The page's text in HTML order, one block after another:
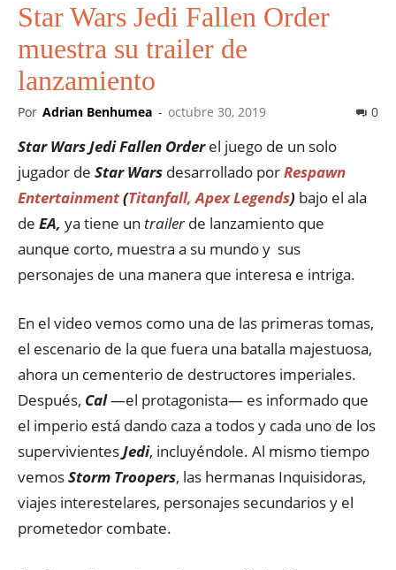
Star Wars Jedi Fallen Order
muestra su trailer de
lanzamiento
Por Adrian Benhumea - octubre 30, 2019 0
Star Wars Jedi Fallen Orderel juego de un solo
jugador de Star Wars desarrollado porRespawn
Entertainment(Titanfall, Apex Legends) bajo el ala
de EA, ya tiene un trailerde lanzamiento que
aunque corto, muestra a su mundo y sus
personajes de una manera que interesa e intriga.
En el video vemos como una de las primeras tomas,
el escenario de la que fuera una batalla majestuosa,
ahora un cementerio de destructores imperiales.
Después, Cal—el protagonista— es informado que
el imperio está dando caza a todos y cada uno de los
supervivientesJedi, incluyéndole. Al mismo tiempo
vemosStorm Troopers, las hermanas Inquisidoras,
viajes interestelares, personajes secundarios y el
prometedor combate.